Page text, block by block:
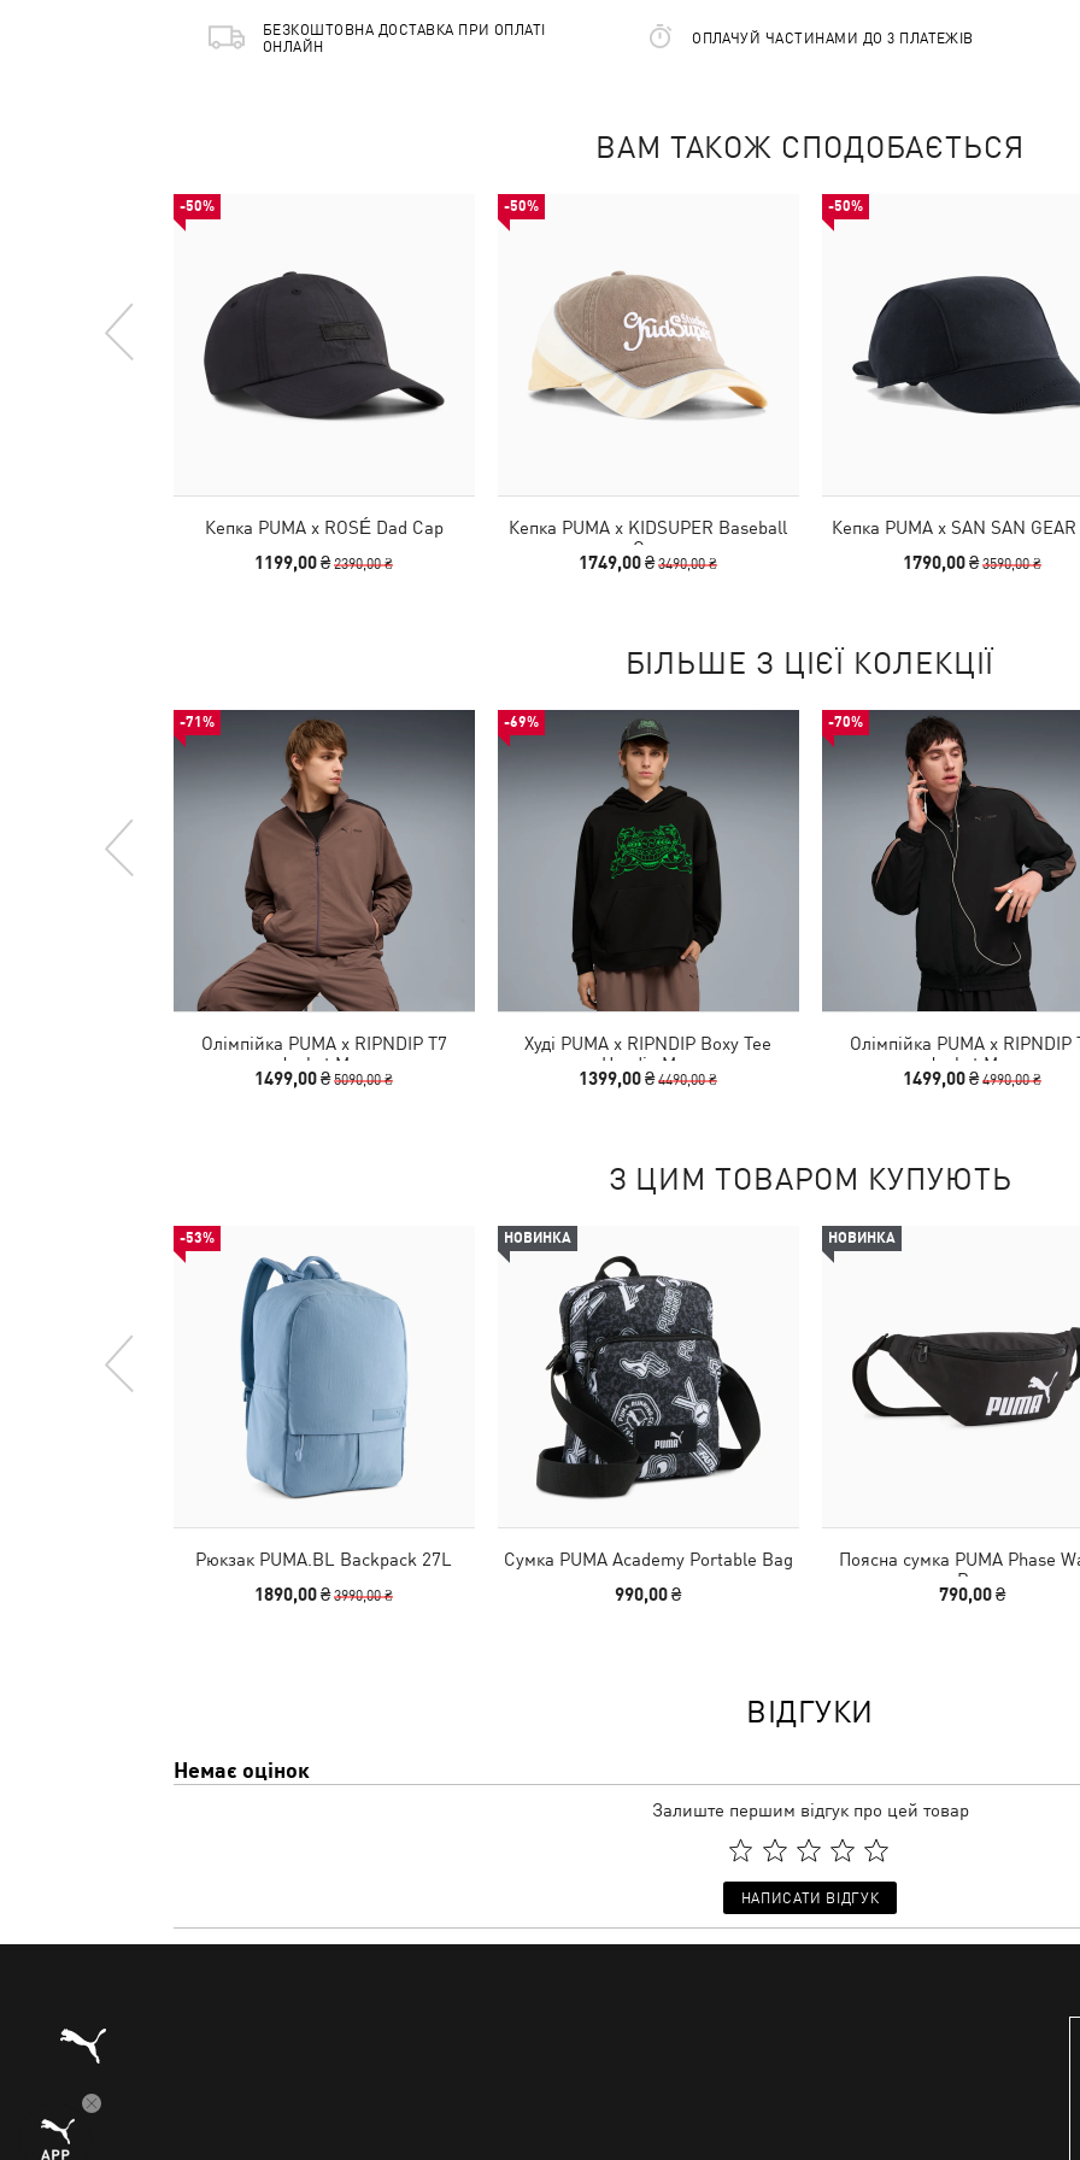
БЕЗКОШТОВНА ДОСТАВКА ПРИ ОПЛАТІ
ОНЛАЙН
ОПЛАЧУЙ ЧАСТИНАМИ ДО 3 ПЛАТЕЖІВ
ВАМ ТАКОЖ СПОДОБАЄТЬСЯ
-50%
Кепка PUMA x ROSÉ Dad Cap
1199,00 ₴2390,00 ₴
-50%
Кепка PUMA x KIDSUPER Baseball
Cap
1749,00 ₴3490,00 ₴
-50%
Кепка PUMA x SAN SAN
1790,00 ₴3590,00 ₴
БІЛЬШЕ З ЦІЄЇ КОЛЕКЦІЇ
-71%
Олімпійка PUMA x RIPNDIP T7
Jacket Men
1499,00 ₴5090,00 ₴
-69%
Худі PUMA x RIPNDIP Boxy Tee
Hoodie Men
1399,00 ₴4490,00 ₴
-70%
Олімпійка PUMA x RIPNDIP
Jacket Men
1499,00 ₴4990,00 ₴
З ЦИМ ТОВАРОМ КУПУЮТЬ
-53%
Рюкзак PUMA.BL Backpack 27L
1890,00 ₴3990,00 ₴
НОВИНКА
Сумка PUMA Academy Portable Bag
990,00 ₴
НОВИНКА
Поясна сумка PUMA Phase
Bag
790,00 ₴
ВІДГУКИ
Немає оцінок
Залиште першим відгук про цей товар
НАПИСАТИ ВІДГУК